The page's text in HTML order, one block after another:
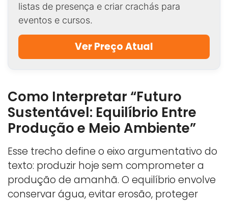
listas de presença e criar crachás para
eventos e cursos.
Ver Preço Atual
Como Interpretar “Futuro
Sustentável: Equilíbrio Entre
Produção e Meio Ambiente”
Esse trecho define o eixo argumentativo do
texto: produzir hoje sem comprometer a
produção de amanhã. O equilíbrio envolve
conservar água, evitar erosão, proteger